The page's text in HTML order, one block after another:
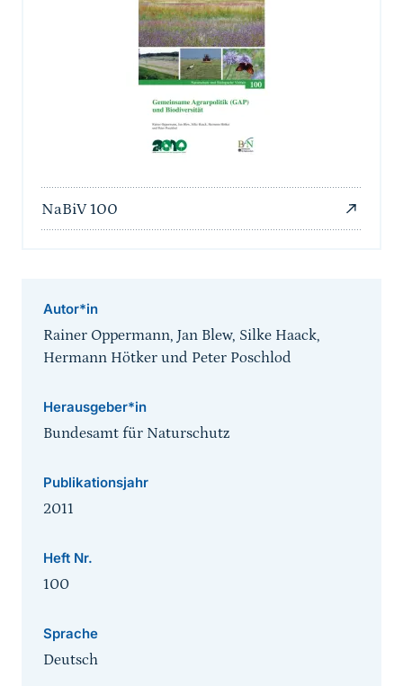
NaBiV 100
Autor*in
Rainer Oppermann, Jan Blew, Silke Haack,
Hermann Hötker und Peter Poschlod
Herausgeber*in
Bundesamt für Naturschutz
Publikationsjahr
2011
Heft Nr.
100
Sprache
Deutsch